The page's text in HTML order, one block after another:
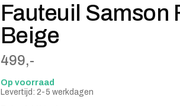
Fauteuil Samson
Beige
499,-
Op voorraad
Levertijd: 2-5 werkdagen